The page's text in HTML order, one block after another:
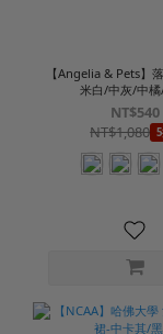
【Angelia & Pets】
米白/中灰/中
NT$540
NT$1,080